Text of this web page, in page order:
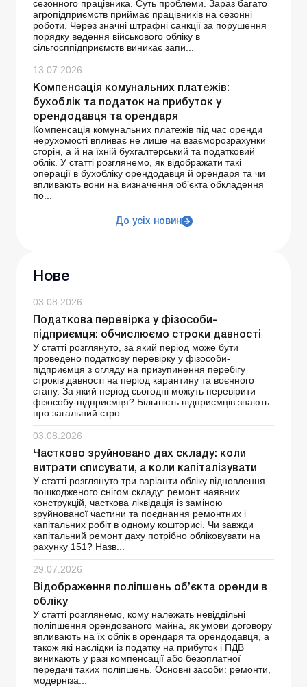
сезонного працівника. Суть проблеми. Зараз багато
агропідприємств приймає працівників на сезонні
роботи. Через значні штрафні санкції за порушення
порядку ведення військового обліку в
сільгосппідприємств виникає запи...
13.07.2026
Компенсація комунальних платежів:
бухоблік та податок на прибуток у
орендодавця та орендаря
Компенсація комунальних платежів під час оренди
нерухомості впливає не лише на взаєморозрахунки
сторін, а й на їхній бухгалтерський та податковий
облік. У статті розглянемо, як відображати такі
операції в бухобліку орендодавця й орендаря та чи
впливають вони на визначення об’єкта обкладення
по...
До усіх новин
Нове
03.08.2026
Податкова перевірка у фізособи-
підприємця: обчислюємо строки давності
У статті розглянуто, за який період може бути
проведено податкову перевірку у фізособи-
підприємця з огляду на призупинення перебігу
строків давності на період карантину та воєнного
стану. За який період сьогодні можуть перевірити
фізособу-підприємця? Більшість підприємців знають
про загальний стро...
03.08.2026
Частково зруйновано дах складу: коли
витрати списувати, а коли капіталізувати
У статті розглянуто три варіанти обліку відновлення
пошкодженого снігом складу: ремонт наявних
конструкцій, часткова ліквідація із заміною
зруйнованої частини та поєднання ремонтних і
капітальних робіт в одному кошторисі. Чи завжди
капітальний ремонт даху потрібно обліковувати на
рахунку 151? Назв...
29.07.2026
Відображення поліпшень об’єкта оренди в
обліку
У статті розглянемо, кому належать невіддільні
поліпшення орендованого майна, як умови договору
впливають на їх облік в орендаря та орендодавця, а
також які наслідки із податку на прибуток і ПДВ
виникають у разі компенсації або безоплатної
передачі таких поліпшень. Основні засоби: ремонти,
модерніза...